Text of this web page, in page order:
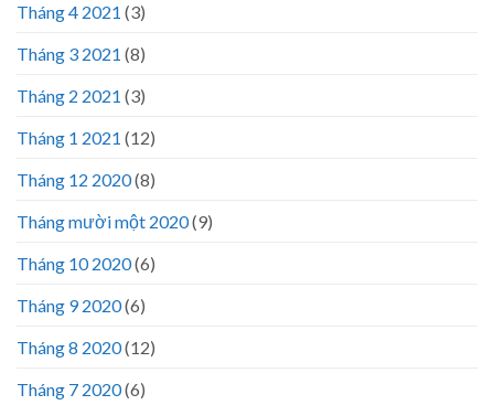
Tháng 4 2021 (3)
Tháng 3 2021 (8)
Tháng 2 2021 (3)
Tháng 1 2021 (12)
Tháng 12 2020(8)
Tháng mười một 2020(9)
Tháng 10 2020(6)
Tháng 9 2020(6)
Tháng 8 2020(12)
Tháng 7 2020(6)